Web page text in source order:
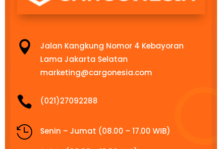

Jalan Kangkung Nomor 4 Kebayoran
Lama Jakarta Selatan
marketing@cargonesia.com
 (021)27092288

Senin – Jumat (08.00 – 17.00 WIB)